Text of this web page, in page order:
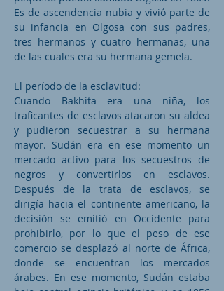
Es de ascendencia nubia y vivió parte de
su infancia en Olgosa con sus padres,
tres hermanos y cuatro hermanas, una
de las cuales era su hermana gemela.
El período de la esclavitud:
Cuando Bakhita era una niña, los
traficantes de esclavos atacaron su aldea
y pudieron secuestrar a su hermana
mayor. Sudán era en ese momento un
mercado activo para los secuestros de
negros y convertirlos en esclavos.
Después de la trata de esclavos, se
dirigía hacia el continente americano, la
decisión se emitió en Occidente para
prohibirlo, por lo que el peso de ese
comercio se desplazó al norte de África,
donde se encuentran los mercados
árabes. En ese momento, Sudán estaba